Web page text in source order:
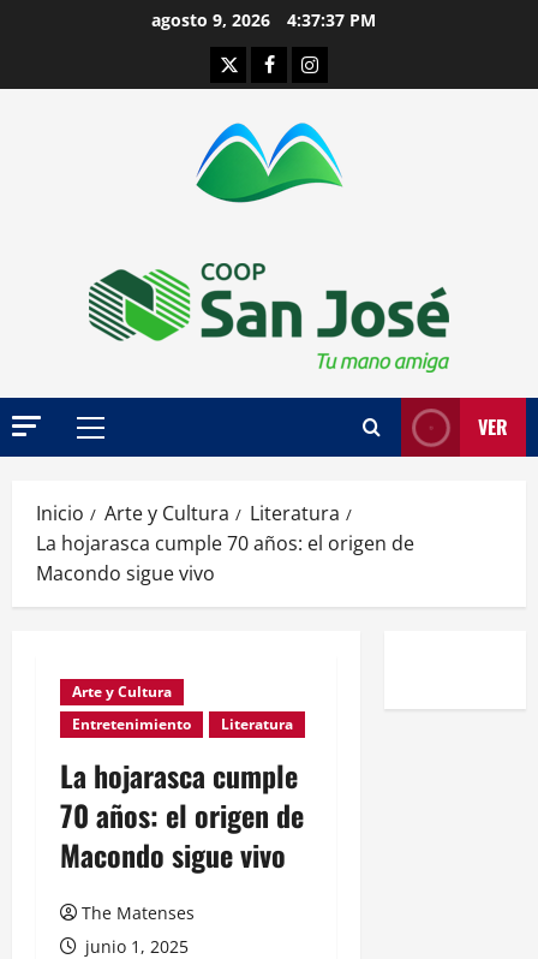
agosto 9, 2026 4:37:38 PM
TwitterFacebookInstagram
Menú
VER
Inicio Arte y Cultura
Literatura
La hojarasca cumple 70 años: el origen de
Macondo sigue vivo
Arte y Cultura
Entretenimiento
Literatura
La hojarasca cumple
70 años: el origen de
Macondo sigue vivo
The Matenses
junio 1, 2025